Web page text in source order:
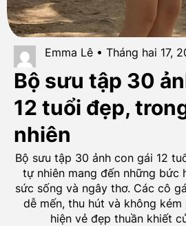
Emma Lê • Tháng hai 17,
Bộ sưu tập 30
12 tuổi đẹp,
nhiên
Bộ sưu tập 30 ảnh con gái 12
tự nhiên mang đến những bức
sức sống và ngây thơ. Các cô
dễ mến, thu hút và không
hiện vẻ đẹp thuần khiết